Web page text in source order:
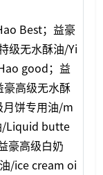
Best；益豪
级无水酥油/Yi
good；益
高级无水酥
饼专用油/m
/Liquid butte
豪高级白奶
/ice cream oi